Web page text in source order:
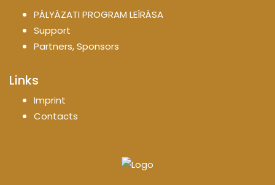
PÁLYÁZATI PROGRAM LEÍRÁSA
Support
Partners, Sponsors
Links
Imprint
Contacts